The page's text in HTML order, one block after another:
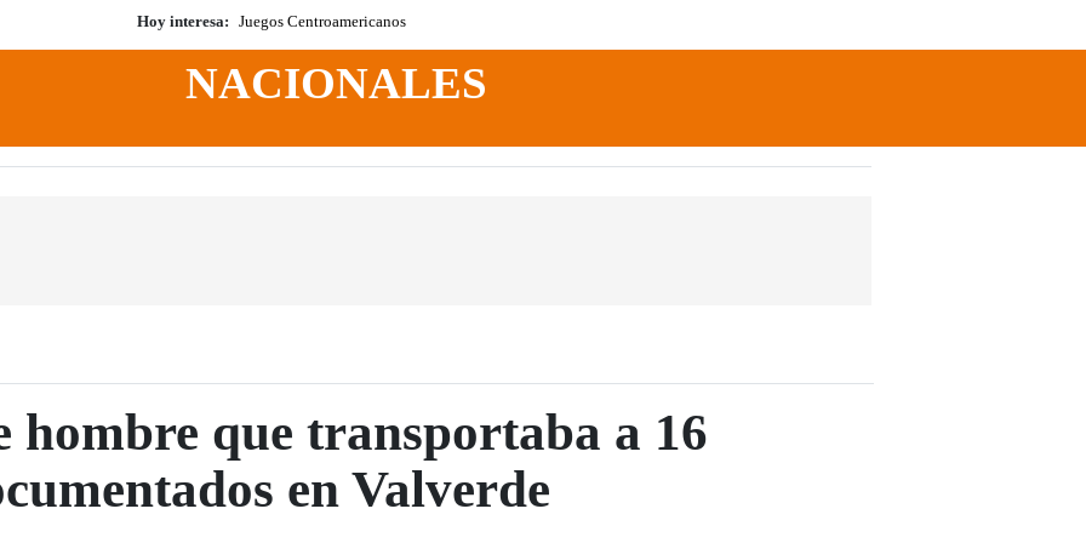
Hoy interesa: Juegos Centroamericanos
Search
NACIONALES
hombre que transportaba a 16
en Valverde